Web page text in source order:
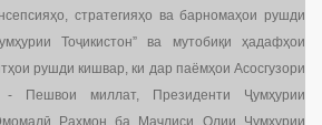
стратегияҳо ва барномаҳои рушди
Тоҷикистон” ва мутобиқи ҳадафҳои
рушди кишвар, ки дар паёмҳои Асосгузори
Пешвои миллат, Президенти Ҷумҳурии
Раҳмон ба Маҷлиси Олии Ҷумҳурии